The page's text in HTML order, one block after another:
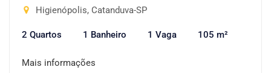
Higienópolis, Catanduva-SP
2 Quartos 1 Banheiro 1 Vaga 105 m²
Mais informações